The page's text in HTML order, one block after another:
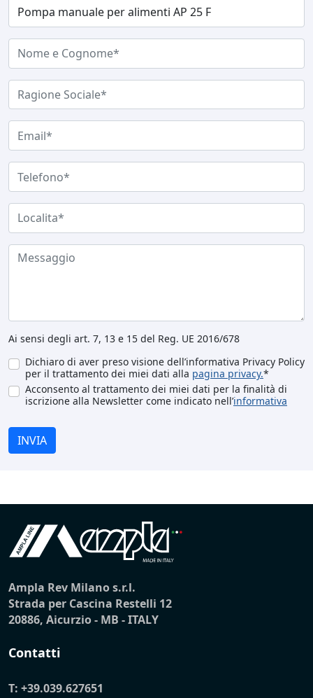
Ai sensi degli art. 7, 13 e 15 del Reg. UE 2016/678
Dichiaro di aver preso visione dell’informativa Privacy Policy
per il trattamento dei miei dati alla pagina privacy.*
Acconsento al trattamento dei miei dati per la finalità di
iscrizione alla Newsletter come indicato nell’informativa
INVIA
Ampla Rev Milano s.r.l.
Strada per Cascina Restelli 12
20886, Aicurzio - MB - ITALY
Contatti
T: +39.039.627651